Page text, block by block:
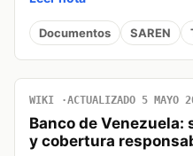
Documentos SAREN
WIKI ACTUALIZADO 5 MAYO
Banco de Venezuela:
y cobertura